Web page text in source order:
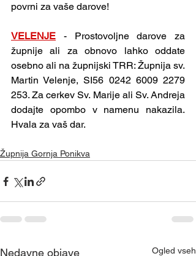
povrni za vaše darove!
VELENJE
- Prostovoljne darove za
župnije ali za obnovo lahko oddate
osebno ali na župnijski TRR: Župnija sv.
Martin Velenje, SI56 0242 6009 2279
253. Za cerkev Sv. Marije ali Sv. Andreja
dodajte opombo v namenu nakazila.
Hvala za vaš dar.
Župnija Gornja Ponikva
Nedavne objave Ogled vseh